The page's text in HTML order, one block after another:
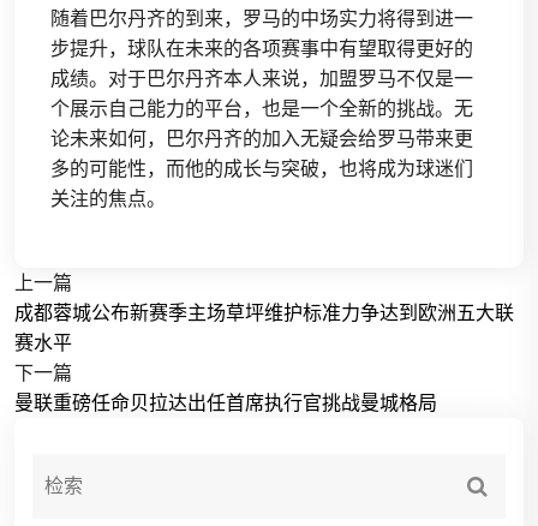
随着巴尔丹齐的到来，罗马的中场实力将得到进一
步提升，球队在未来的各项赛事中有望取得更好的
成绩。对于巴尔丹齐本人来说，加盟罗马不仅是一
个展示自己能力的平台，也是一个全新的挑战。无
论未来如何，巴尔丹齐的加入无疑会给罗马带来更
多的可能性，而他的成长与突破，也将成为球迷们
关注的焦点。
上一篇
成都蓉城公布新赛季主场草坪维护标准力争达到欧洲五大联
赛水平
下一篇
曼联重磅任命贝拉达出任首席执行官挑战曼城格局